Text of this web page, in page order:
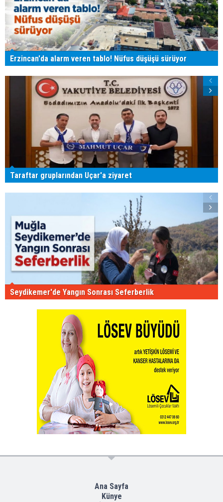
Erzincan'da alarm veren tablo! Nüfus düşüşü sürüyor
Taraftar gruplarından Uçar'a ziyaret
Seydikemer'de Yangın Sonrası Seferberlik
Ana Sayfa
Künye